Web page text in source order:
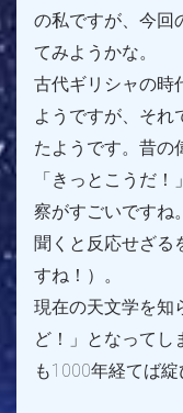
の私ですが、今回
てみようかな。
古代ギリシャの時
ようですが、それ
たようです。昔の
「きっとこうだ
察がすごいですね
聞くと反応せざる
すね！）。
現在の天文学を知
ど！」となってし
も1000年経てば綻